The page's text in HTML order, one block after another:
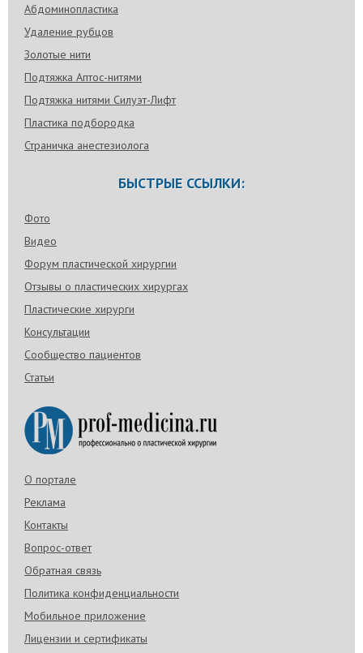
Абдоминопластика
Удаление рубцов
Золотые нити
Подтяжка Аптос-нитями
Подтяжка нитями Силуэт-Лифт
Пластика подбородка
Страничка анестезиолога
БЫСТРЫЕ ССЫЛКИ:
Фото
Видео
Форум пластической хирургии
Отзывы о пластических хирургах
Пластические хирурги
Консультации
Сообщество пациентов
Статьи
О портале
Реклама
Контакты
Вопрос-ответ
Обратная связь
Политика конфиденциальности
Мобильное приложение
Лицензии и сертификаты